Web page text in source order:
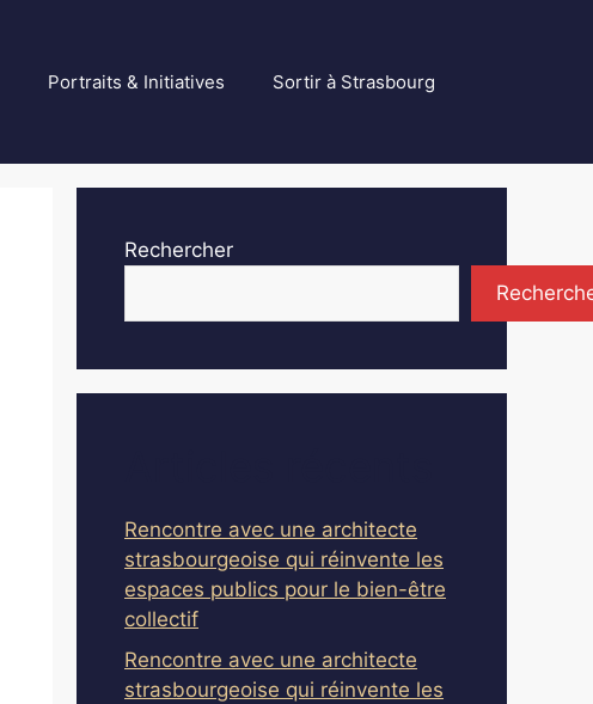
Portraits & Initiatives Sortir à Strasbourg
Rechercher
Rencontre avec une architecte
strasbourgeoise qui réinvente les
espaces publics pour le bien-être
collectif
Rencontre avec une architecte
strasbourgeoise qui réinvente les